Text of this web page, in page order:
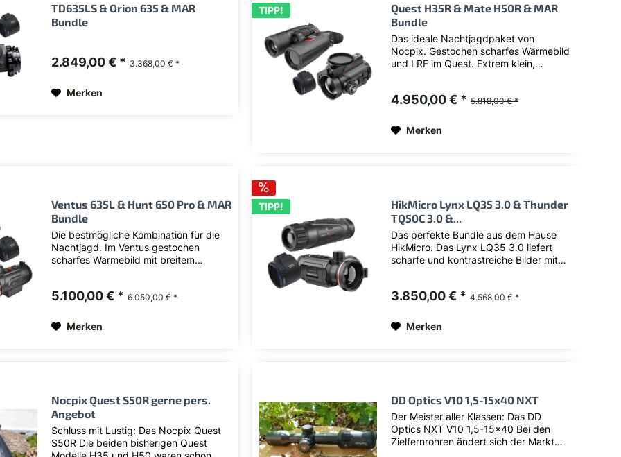
TD635LS & Orion 635 & MAR
Bundle
2.849,00 € * 3.368,00 € *
Merken
TIPP!
Quest H35R & Mate H50R & MAR
Bundle
Das ideale Nachtjagdpaket von
Nocpix. Gestochen scharfes Wärmebild
und LRF im Quest. Extrem klein,
liegt in der Bildqualität absolut in der
4.950,00 € * 5.818,00 € *
Merken
Ventus 635L & Hunt 650 Pro & MAR
Bundle
Die bestmögliche Kombination für die
Nachtjagd. Im Ventus gestochen
scharfes Wärmebild mit breitem
Nachtsicht sowie einen
liefert perfekte...
5.100,00 € * 6.050,00 € *
Merken
TIPP!
HikMicro Lynx LQ35 3.0 & Thunder
TQ50C 3.0 &...
Das perfekte Bundle aus dem Hause
HikMicro. Das Lynx LQ35 3.0 liefert
scharfe und kontrastreiche Bilder mit
TQ50C 3.0 legt mit der großen Linse
3.850,00 € * 4.568,00 € *
Merken
Nocpix Quest S50R gerne pers.
Angebot
Schluss mit Lustig: Das Nocpix Quest
S50R Die beiden bisherigen Quest
DD Optics V10 1,5-15x40 NXT
Der Meister aller Klassen: Das DD
Optics NXT V10 1,5-15x40 Bei den
Zielfernrohren ändert sich der Markt